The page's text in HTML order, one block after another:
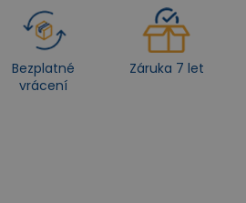
Bezplatné
vrácení
Záruka 7 let